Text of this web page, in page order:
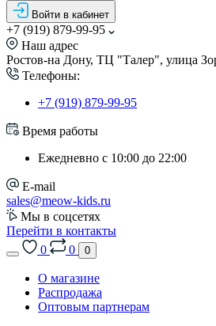
Войти в кабинет
+7 (919) 879-99-95
Наш адрес
Ростов-на Дону, ТЦ "Талер", улица
Телефоны:
+7 (919) 879-99-95
Время работы
Ежедневно с 10:00 до 22:00
E-mail
sales@meow-kids.ru
Мы в соцсетях
Перейти в контакты
0
0 0
О магазине
Распродажа
Оптовым партнерам